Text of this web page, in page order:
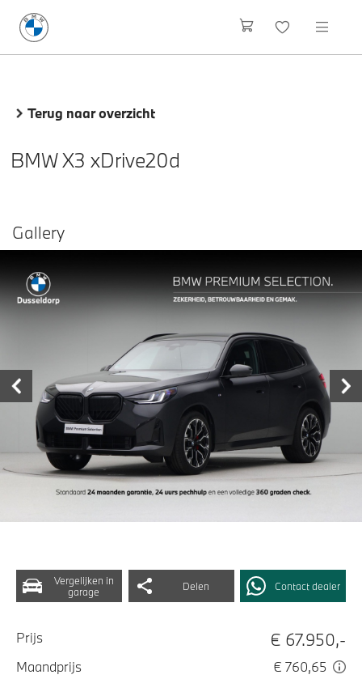
Terug naar overzicht
BMW X3 xDrive20d
Vergelijken in
garage
Delen Contact dealer
Prijs € 67.950,-
Maandprijs € 760,65
Gallery